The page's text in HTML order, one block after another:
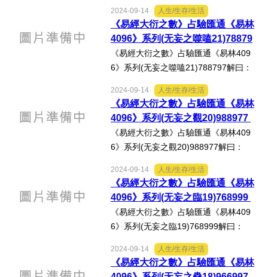
出版（影音/圖書/雜誌）
不利有攸往。」《易林‧无妄之賁》：
「織縷未就，勝折无後，女工多能，亂
我政事。」心得分享：按徐芹...
2024-09-14 人生/生存/生活
《易經大衍之數》占驗匯通《易林
4096》系列(无妄之噬嗑21)78879
7
《易經大衍之數》占驗匯通《易林409
6》系列(无妄之噬嗑21)788797解曰：
喜。」《易林‧无妄之噬嗑》：「載喜抱
子，與利為友，天之所命，不憂危殆，
郇伯勞苦，未來王母。」...
2024-09-14 人生/生存/生活
《易經大衍之數》占驗匯通《易林
4096》系列(无妄之觀20)988977
《易經大衍之數》占驗匯通《易林409
6》系列(无妄之觀20)988977解曰：
林‧无妄之觀》：「三羖五牂，相隨並
行，迷入空澤，循谷直北，經涉六駁，
為所傷賊。」心得分享：按...
2024-09-14 人生/生存/生活
《易經大衍之數》占驗匯通《易林
4096》系列(无妄之臨19)768999
《易經大衍之數》占驗匯通《易林409
6》系列(无妄之臨19)768999解曰：
无妄之臨》：「蝃蝀充側，佞倖傾惑，
女謁橫行，正道壅塞。」心得分享：按
2024-09-14 人生/生存/生活
《易經大衍之數》占驗匯通《易林